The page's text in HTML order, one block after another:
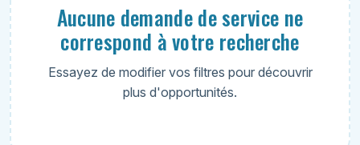
Aucune demande de service ne
correspond à votre recherche
Essayez de modifier vos filtres pour découvrir
plus d'opportunités.